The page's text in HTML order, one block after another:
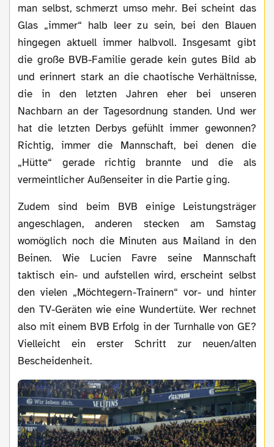
man selbst, schmerzt umso mehr. Bei scheint das
Glas „immer“ halb leer zu sein, bei den Blauen
hingegen aktuell immer halbvoll. Insgesamt gibt
die große BVB-Familie gerade kein gutes Bild ab
und erinnert stark an die chaotische Verhältnisse,
die in den letzten Jahren eher bei unseren
Nachbarn an der Tagesordnung standen. Und wer
hat die letzten Derbys gefühlt immer gewonnen?
Richtig, immer die Mannschaft, bei denen die
„Hütte“ gerade richtig brannte und die als
vermeintlicher Außenseiter in die Partie ging.
Zudem sind beim BVB einige Leistungsträger
angeschlagen, anderen stecken am Samstag
womöglich noch die Minuten aus Mailand in den
Beinen. Wie Lucien Favre seine Mannschaft
taktisch ein- und aufstellen wird, erscheint selbst
den vielen „Möchtegern-Trainern“ vor- und hinter
den TV-Geräten wie eine Wundertüte. Wer rechnet
also mit einem BVB Erfolg in der Turnhalle von GE?
Vielleicht ein erster Schritt zur neuen/alten
Bescheidenheit.